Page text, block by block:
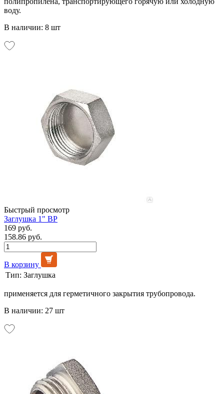
воду.
В наличии: 8 шт
Быстрый просмотр
Заглушка 1" ВР
169 руб.
158.86 руб.
В корзину
Тип: Заглушка
применяется для герметичного закрытия трубопровода.
В наличии: 27 шт